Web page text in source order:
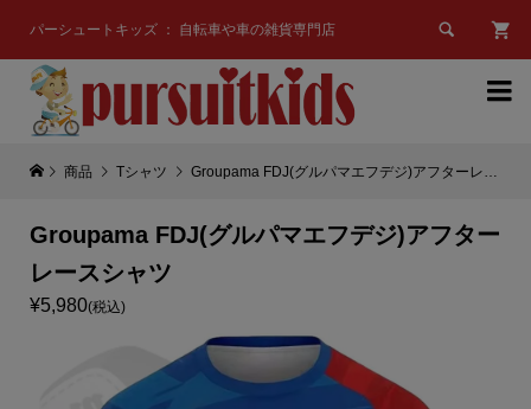
パーシュートキッズ ： 自転車や車の雑貨専門店 

商品 Tシャツ Groupama FDJ(グルパマエフデジ)アフターレースシャツ
Groupama FDJ(グルパマエフデジ)アフター
レースシャツ
¥5,980(税込)